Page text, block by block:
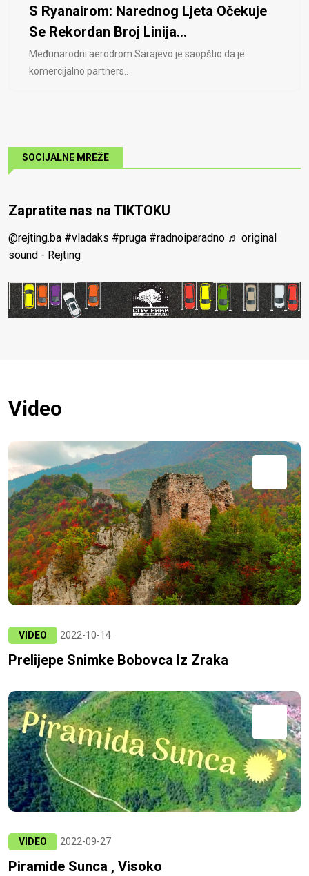
S Ryanairom: Narednog Ljeta Očekuje
Se Rekordan Broj Linija...
Međunarodni aerodrom Sarajevo je saopštio da je
komercijalno partners..
SOCIJALNE MREŽE
Zapratite nas na TIKTOKU
@rejting.ba #vladaks #pruga #radnoiparadno ♬ original
sound - Rejting
Video
VIDEO 2022-10-14
Prelijepe Snimke Bobovca Iz Zraka
VIDEO 2022-09-27
Piramide Sunca , Visoko